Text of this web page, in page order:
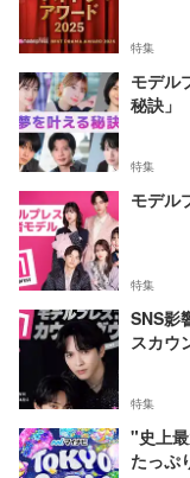
特集
モデル
秘訣」
特集
モデル
特集
SNS影
スカウ
特集
"史上
たっぷ